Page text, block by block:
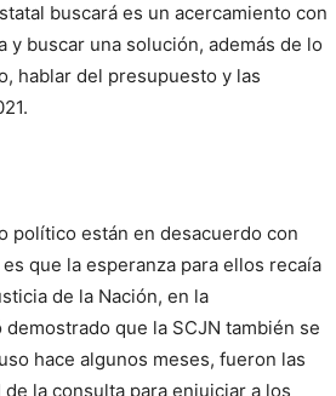
buscará es un acercamiento con
buscar una solución, además de lo
hablar del presupuesto y las
político están en desacuerdo con
que la esperanza para ellos recaía
de la Nación, en la
que la SCJN también se
hace algunos meses, fueron las
la consulta para enjuiciar a los